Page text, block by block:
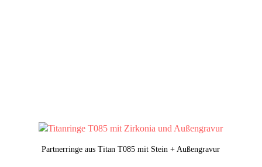
Partnerringe aus Titan T085 mit Stein + Außengravur